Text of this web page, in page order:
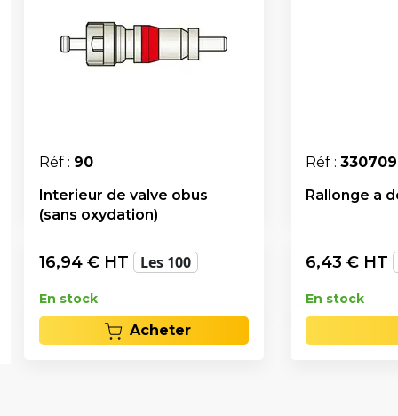
Réf : 90
Interieur de valve obus
(sans oxydation)
16,94 € HT Les 100
En stock
Acheter
Réf : 330709
Rallonge a
6,43 € HT
En stock